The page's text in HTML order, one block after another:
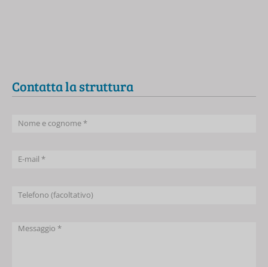
Contatta la struttura